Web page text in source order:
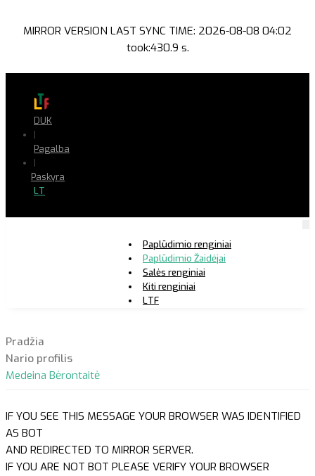
MIRROR VERSION LAST SYNC TIME: 2026-08-08 04:02
took:430.9 s.
DUK
|
Pagalba
|
Paskyra
LT
Paplūdimio renginiai
Paplūdimio Žaidėjai
Salės renginiai
Kiti renginiai
LTF
Pradžia
Nario profilis
Medeina Bėrontaitė
IF YOU SEE THIS MESSAGE YOUR BROWSER WAS IDENTIFIED
AS BOT
AND REDIRECTED TO MIRROR SERVER.
IF YOU ARE NOT BOT PLEASE VERIFY YOUR BROWSER